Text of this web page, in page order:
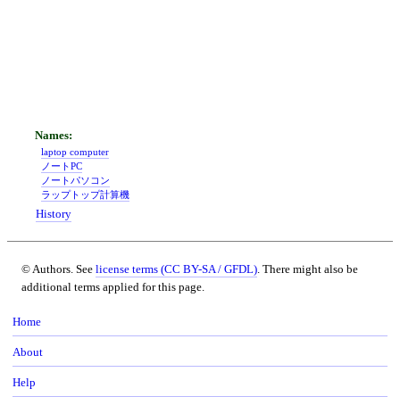
laptop computer
ノートPC
ノートパソコン
ラップトップ計算機
History
© Authors. See license terms (CC BY-SA / GFDL) . There might also be
additional terms applied for this page.
Home
About
Help